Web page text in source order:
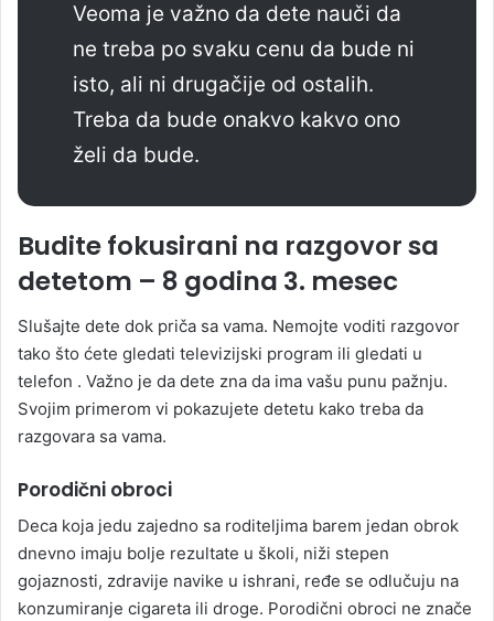
Veoma je važno da dete nauči da
ne treba po svaku cenu da bude ni
isto, ali ni drugačije od ostalih.
Treba da bude onakvo kakvo ono
želi da bude.
Budite fokusirani na razgovor sa
detetom – 8 godina 3. mesec
Slušajte dete dok priča sa vama. Nemojte voditi razgovor
tako što ćete gledati televizijski program ili gledati u
telefon . Važno je da dete zna da ima vašu punu pažnju.
Svojim primerom vi pokazujete detetu kako treba da
razgovara sa vama.
Porodični obroci
Deca koja jedu zajedno sa roditeljima barem jedan obrok
dnevno imaju bolje rezultate u školi, niži stepen
gojaznosti, zdravije navike u ishrani, ređe se odlučuju na
konzumiranje cigareta ili droge. Porodični obroci ne znače